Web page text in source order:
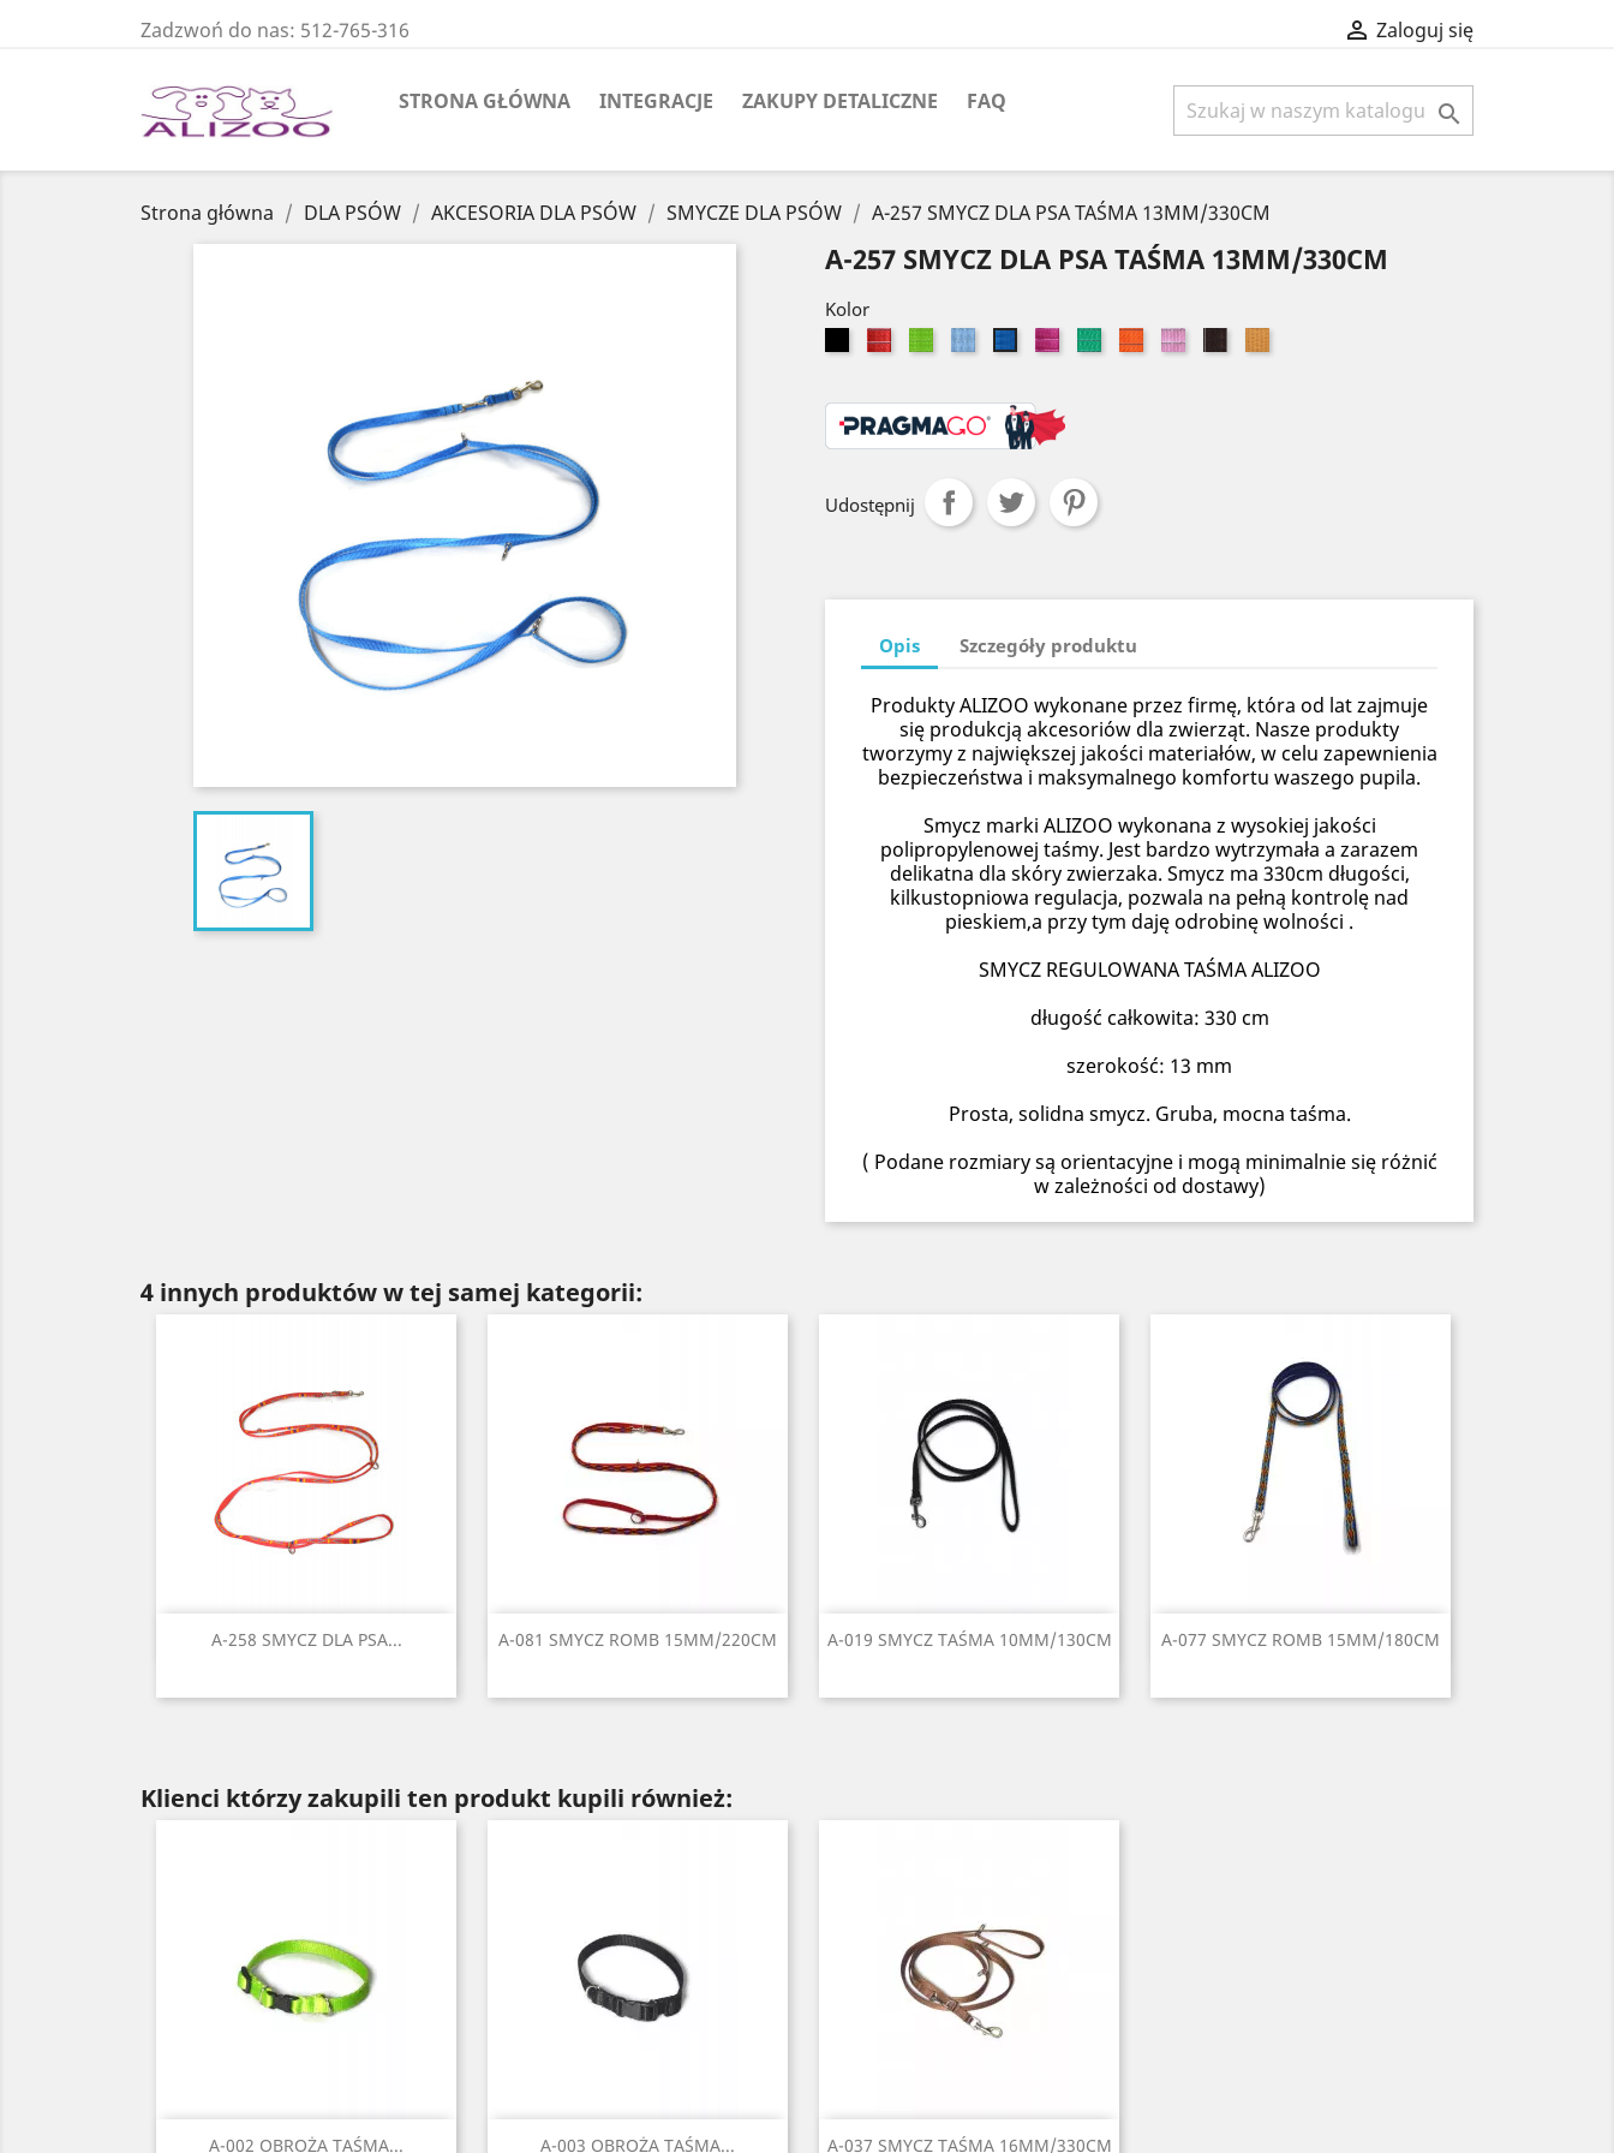
Zadzwoń do nas: 512-765-316  Zaloguj się
STRONA GŁÓWNA INTEGRACJE ZAKUPY DETALICZNE FAQ 
Strona główna DLA PSÓW AKCESORIA DLA PSÓW SMYCZE DLA PSÓW A-257 SMYCZ DLA PSA TAŚMA 13MM/330CM
A-257 SMYCZ DLA PSA TAŚMA 13MM/330CM
Kolor
CzarnyCzerwonySeledynowy
BłękitnyNiebieski
RóżowyZielonyPomarańczowy
Jasny
Brązowy
Udostępnij
Opis Szczegóły produktu
Produkty ALIZOO wykonane przez firmę, która od lat zajmuje
się produkcją akcesoriów dla zwierząt. Nasze produkty
tworzymy z największej jakości materiałów, w celu zapewnienia
bezpieczeństwa i maksymalnego komfortu waszego pupila.
Smycz marki ALIZOO wykonana z wysokiej jakości
polipropylenowej taśmy. Jest bardzo wytrzymała a zarazem
delikatna dla skóry zwierzaka. Smycz ma 330cm długości,
kilkustopniowa regulacja, pozwala na pełną kontrolę nad
pieskiem,a przy tym daję odrobinę wolności .
SMYCZ REGULOWANA TAŚMA ALIZOO
długość całkowita: 330 cm
szerokość: 13 mm
Prosta, solidna smycz. Gruba, mocna taśma.
( Podane rozmiary są orientacyjne i mogą minimalnie się różnić
w zależności od dostawy)
4 innych produktów w tej samej kategorii:
A-258 SMYCZ DLA PSA...
Szybki podgląd
A-081 SMYCZ ROMB 15MM/220CM
Szybki podgląd
A-019 SMYCZ TAŚMA 10MM/130CM
Szybki podgląd
A-077 SMYCZ ROMB 15MM/180CM
Szybki podgląd
Klienci którzy zakupili ten produkt kupili również:
A-002 OBROŻA TAŚMA...
Szybki podgląd
A-003 OBROŻA TAŚMA...
Szybki podgląd
A-037 SMYCZ TAŚMA 16MM/330CM
Szybki podgląd